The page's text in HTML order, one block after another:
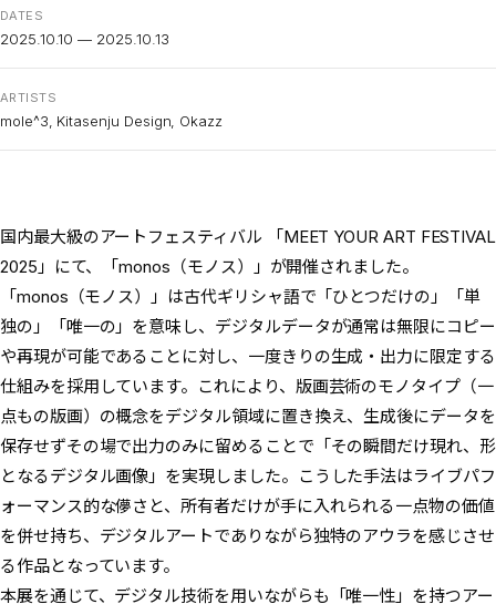
DATES
2025.10.10 — 2025.10.13
ARTISTS
mole^3, Kitasenju Design, Okazz
国内最大級のアートフェスティバル 「MEET YOUR ART FESTIVAL
2025」にて、「monos（モノス）」が開催されました。
「monos（モノス）」は古代ギリシャ語で「ひとつだけの」「単
独の」「唯一の」を意味し、デジタルデータが通常は無限にコピー
や再現が可能であることに対し、一度きりの生成・出力に限定する
仕組みを採用しています。これにより、版画芸術のモノタイプ（一
点もの版画）の概念をデジタル領域に置き換え、生成後にデータを
保存せずその場で出力のみに留めることで「その瞬間だけ現れ、形
となるデジタル画像」を実現しました。こうした手法はライブパフ
ォーマンス的な儚さと、所有者だけが手に入れられる一点物の価値
を併せ持ち、デジタルアートでありながら独特のアウラを感じさせ
る作品となっています。
本展を通じて、デジタル技術を用いながらも「唯一性」を持つアー